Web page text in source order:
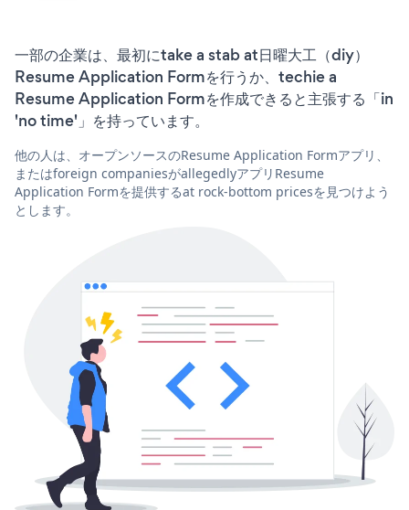
一部の企業は、最初にtake a stab at日曜大工（diy）
Resume Application Formを行うか、techie a
Resume Application Formを作成できると主張する「in
'no time'」を持っています。
他の人は、オープンソースのResume Application Formアプリ、
またはforeign companiesがallegedlyアプリResume
Application Formを提供するat rock-bottom pricesを見つけよう
とします。